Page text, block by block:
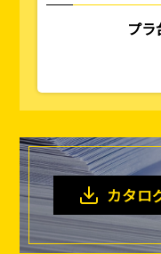
プ
カタロ